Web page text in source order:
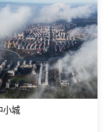
小城